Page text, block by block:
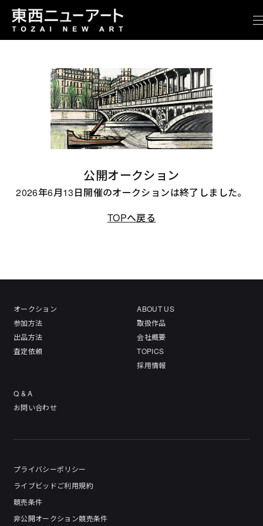
公開オークション
2026年6月13日開催のオークションは終了しました。
TOPへ戻る
オークション
参加方法
出品方法
査定依頼
ABOUT US
取扱作品
会社概要
TOPICS
採用情報
Q & A
お問い合わせ
プライバシーポリシー
ライブビッドご利用規約
競売条件
非公開オークション競売条件